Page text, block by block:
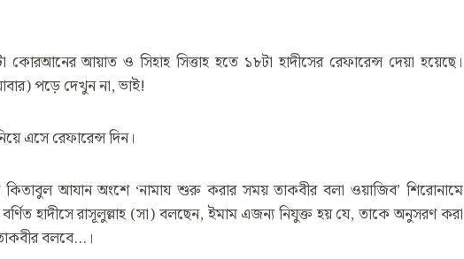
আয়াত ও সিহাহ সিত্তাহ হতে ১৮টা হাদীসের রেফারেন্স দেয়া হয়েছে।
পড়ে দেখুন না, ভাই!
এসে রেফারেন্স দিন।
কিতাবুল আযান অংশে ‘নামায শুরু করার সময় তাকবীর বলা ওয়াজিব’ শিরোনামে
হাদীসে রাসূলুল্লাহ (সা) বলছেন, ইমাম এজন্য নিযুক্ত হয় যে, তাকে অনুসরণ করা
বলবে…।